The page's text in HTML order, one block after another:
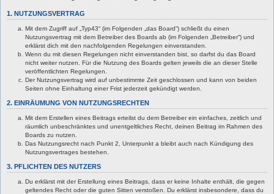
1. NUTZUNGSVERTRAG
Mit dem Zugriff auf „Typ43“ (im Folgenden „das Board“) schließt du einen
Nutzungsvertrag mit dem Betreiber des Boards ab (im Folgenden „Betreiber“) und
erklärst dich mit den nachfolgenden Regelungen einverstanden.
Wenn du mit diesen Regelungen nicht einverstanden bist, so darfst du das Board
nicht weiter nutzen. Für die Nutzung des Boards gelten jeweils die an dieser Stelle
veröffentlichten Regelungen.
Der Nutzungsvertrag wird auf unbestimmte Zeit geschlossen und kann von beiden
Seiten ohne Einhaltung einer Frist jederzeit gekündigt werden.
2. EINRÄUMUNG VON NUTZUNGSRECHTEN
Mit dem Erstellen eines Beitrags erteilst du dem Betreiber ein einfaches, zeitlich und
räumlich unbeschränktes und unentgeltliches Recht, deinen Beitrag im Rahmen des
Boards zu nutzen.
Das Nutzungsrecht nach Punkt 2, Unterpunkt a bleibt auch nach Kündigung des
Nutzungsvertrages bestehen.
3. PFLICHTEN DES NUTZERS
Du erklärst mit der Erstellung eines Beitrags, dass er keine Inhalte enthält, die gegen
geltendes Recht oder die guten Sitten verstoßen. Du erklärst insbesondere, dass du